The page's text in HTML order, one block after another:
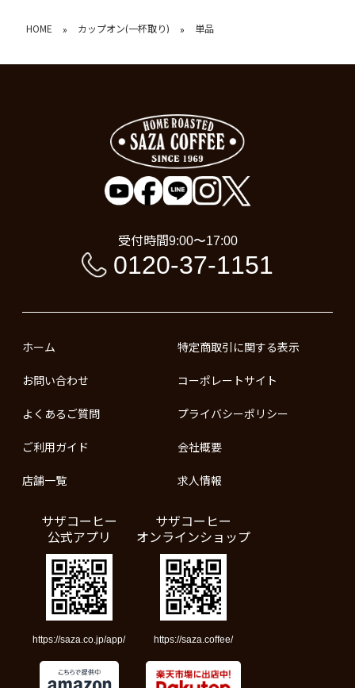
HOME » カップオン(一杯取り) » 単品
受付時間9:00〜17:00
0120-37-1151
ホーム
お問い合わせ
よくあるご質問
ご利用ガイド
店舗一覧
特定商取引に関する表示
コーポレートサイト
プライバシーポリシー
会社概要
求人情報
サザコーヒー
公式アプリ
https://saza.co.jp/app/
サザコーヒー
オンラインショップ
https://saza.coffee/